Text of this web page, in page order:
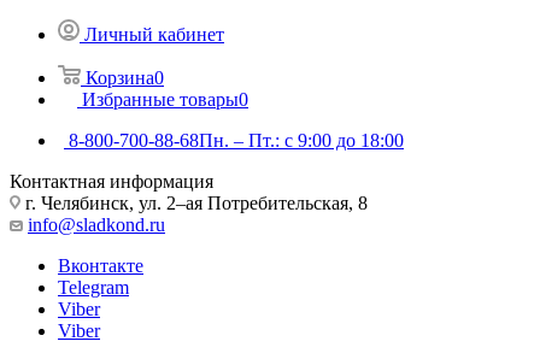
Личный кабинет
Корзина0
Избранные товары0
8-800-700-88-68Пн. – Пт.: с 9:00 до 18:00
Контактная информация
г. Челябинск, ул. 2–ая Потребительская, 8
info@sladkond.ru
Вконтакте
Telegram
Viber
Viber